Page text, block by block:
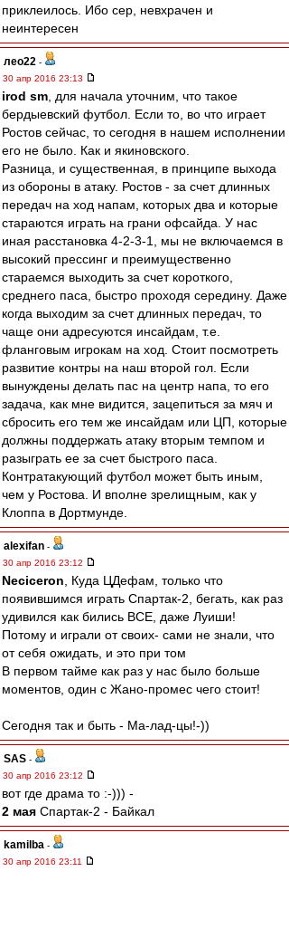
приклеилось. Ибо сер, невхрачен и
неинтересен
лео22 -
30 апр 2016 23:13
irod sm , для начала уточним, что такое
бердыевский футбол. Если то, во что играет
Ростов сейчас, то сегодня в нашем исполнении
его не было. Как и якиновского.
Разница, и существенная, в принципе выхода
из обороны в атаку. Ростов - за счет длинных
передач на ход напам, которых два и которые
стараются играть на грани офсайда. У нас
иная расстановка 4-2-3-1, мы не включаемся в
высокий прессинг и преимущественно
стараемся выходить за счет короткого,
среднего паса, быстро проходя середину. Даже
когда выходим за счет длинных передач, то
чаще они адресуются инсайдам, т.е.
фланговым игрокам на ход. Стоит посмотреть
развитие контры на наш второй гол. Если
вынуждены делать пас на центр напа, то его
задача, как мне видится, зацепиться за мяч и
сбросить его тем же инсайдам или ЦП, которые
должны поддержать атаку вторым темпом и
разыграть ее за счет быстрого паса.
Контратакующий футбол может быть иным,
чем у Ростова. И вполне зрелищным, как у
Клоппа в Дортмунде.
alexifan -
30 апр 2016 23:12
Neciceron , Куда ЦДефам, только что
появившимся играть Спартак-2, бегать, как раз
удивился как бились ВСЕ, даже Луиши!
Потому и играли от своих- сами не знали, что
от себя ожидать, и это при том
В первом тайме как раз у нас было больше
моментов, один с Жано-промес чего стоит!
Сегодня так и быть - Ма-лад-цы!-))
SAS -
30 апр 2016 23:12
вот где драма то :-))) -
2 мая Спартак-2 - Байкал
kamilba -
30 апр 2016 23:11